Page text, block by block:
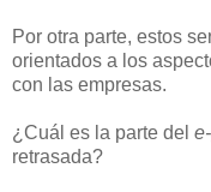
Por otra parte, estos
orientados a los
con las empresas.
¿Cuál es la parte del
retrasada?